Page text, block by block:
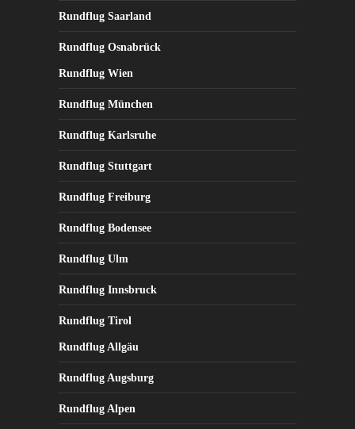
Rundflug Saarland
Rundflug Osnabrück
Rundflug Wien
Rundflug München
Rundflug Karlsruhe
Rundflug Stuttgart
Rundflug Freiburg
Rundflug Bodensee
Rundflug Ulm
Rundflug Innsbruck
Rundflug Tirol
Rundflug Allgäu
Rundflug Augsburg
Rundflug Alpen